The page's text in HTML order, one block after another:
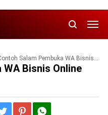
Salam Pembuka WA Bisnis Online Shop
Bisnis Online